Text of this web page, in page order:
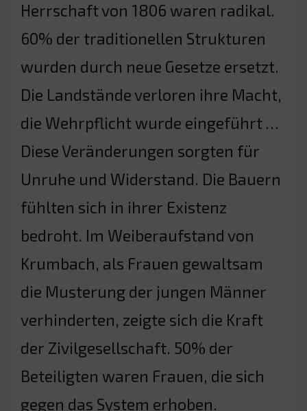
Herrschaft von 1806 waren radikal.
60% der traditionellen Strukturen
wurden durch neue Gesetze ersetzt.
Die Landstände verloren ihre Macht,
die Wehrpflicht wurde eingeführt …
Diese Veränderungen sorgten für
Unruhe und Widerstand. Die Bauern
fühlten sich in ihrer Existenz
bedroht. Im Weiberaufstand von
Krumbach, als Frauen gewaltsam
die Musterung der jungen Männer
verhinderten, zeigte sich die Kraft
der Zivilgesellschaft. 50% der
Beteiligten waren Frauen, die sich
gegen das System erhoben.